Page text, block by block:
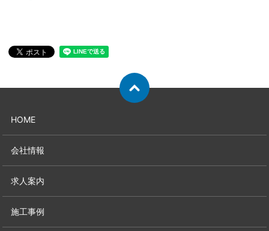
HOME
会社情報
求人案内
施工事例